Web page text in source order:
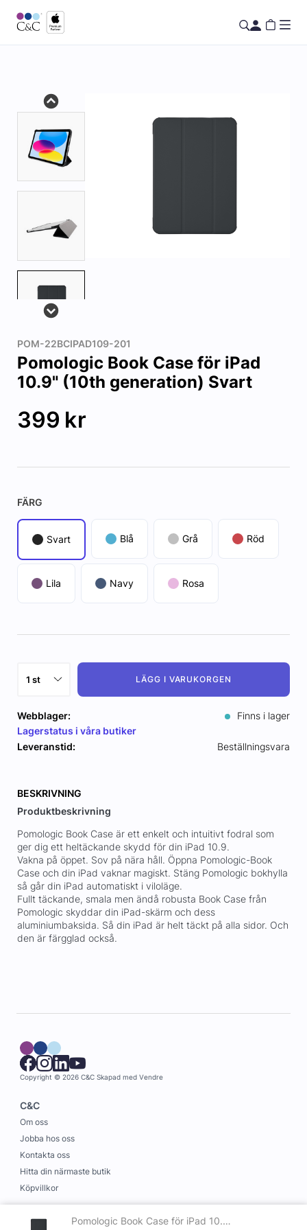
POM-22BCIPAD109-201
Pomologic Book Case för iPad
10.9" (10th generation) Svart
399 kr
FÄRG
Svart Blå Grå Röd
Lila Navy Rosa
LÄGG I VARUKORGEN
Pomologic Book Case för iPad 10.9" (10th generation) Svart
Webblager:
Finns i lager
Lagerstatus i våra butiker
Leveranstid:
Beställningsvara
BESKRIVNING
Produktbeskrivning
Pomologic Book Case är ett enkelt och intuitivt fodral som
ger dig ett heltäckande skydd för din iPad 10.9.
Vakna på öppet. Sov på nära håll. Öppna Pomologic-Book
Case och din iPad vaknar magiskt. Stäng Pomologic bokhylla
så går din iPad automatiskt i viloläge.
Fullt täckande, smala men ändå robusta Book Case från
Pomologic skyddar din iPad-skärm och dess
aluminiumbaksida. Så din iPad är helt täckt på alla sidor. Och
den är färgglad också.
Copyright © 2026 C&C Skapad med Vendre
C&C
Om oss
Jobba hos oss
Kontakta oss
Hitta din närmaste butik
Köpvillkor
Information